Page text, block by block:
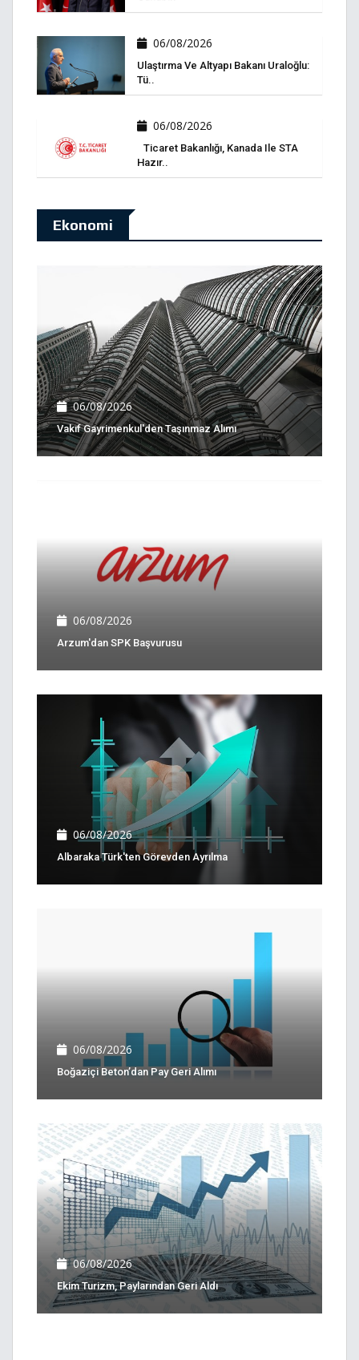
06/08/2026
Ulaştırma Ve Altyapı Bakanı Uraloğlu:
Tü..
06/08/2026
Ticaret Bakanlığı, Kanada Ile STA
Hazır..
Ekonomi
06/08/2026
Vakıf Gayrimenkul'den Taşınmaz Alımı
06/08/2026
Arzum'dan SPK Başvurusu
06/08/2026
Albaraka Türk'ten Görevden Ayrılma
06/08/2026
Boğaziçi Beton’dan Pay Geri Alımı
06/08/2026
Ekim Turizm, Paylarından Geri Aldı